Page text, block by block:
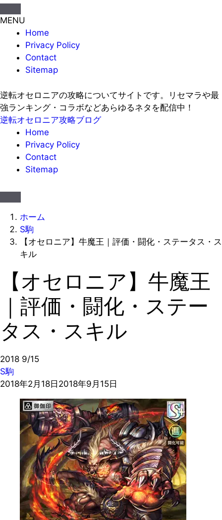
MENU
Home
Privacy Policy
Contact
Sitemap
逆転オセロニアの攻略についてサイトです。リセマラや最
強ランキング・コラボなどあらゆるネタを配信中！
逆転オセロニア攻略ブログ
Home
Privacy Policy
Contact
Sitemap
ホーム
S駒
【オセロニア】牛魔王｜評価・闘化・ステータス・ス
キル
【オセロニア】牛魔王
｜評価・闘化・ステー
タス・スキル
2018 9/15
S駒
2018年2月18日 2018年9月15日